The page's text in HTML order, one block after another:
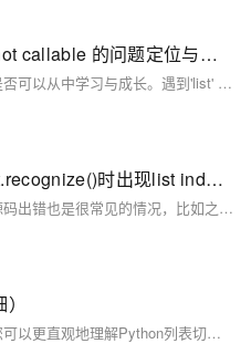
Python错误 - 'list' object is not callable 的问题定位与解决
出现编程问题并不可怕，关键在于是否可以从中学习与成长。遇到'list' object is not callable这样的错误，我们不仅需要学会应对，更需要了解其背后的原因，避免类似的问题再次出现。记住，Python的强大功能和灵活性同时也意味着我们需要对其理解更准确，才能更好的使用它。
使用OCR库Pix2Text执行p2t.recognize()时出现list index out of range的错误信息（附有Pix2Text识别图片内容和laTex公式的代码）
有时候报错并不是你代码有问题，源码出错也是很常见的情况，比如之前使用mxgraph也出现了不知名bug，最后也是修改的源码解决的。有疑问欢迎交流~ 博客不应该只有代码和解决方案，重点应该在于给出解决方案的同时分享思维模式，只有思维才能可持续地解决问题，只有思维才是真正值得学习和分享的核心要素。如果这篇博客能给您带来一点帮助，麻烦您点个赞支持一下，还可以收藏起来以备不时之需，有疑问和错误欢迎在评论区指出~
通过这些思维导图和分析说明表，您可以更直观地理解Python列表切分的概念、用法和实际应用。希望本文能帮助您更高效地使用Python进行数据处理和分析。